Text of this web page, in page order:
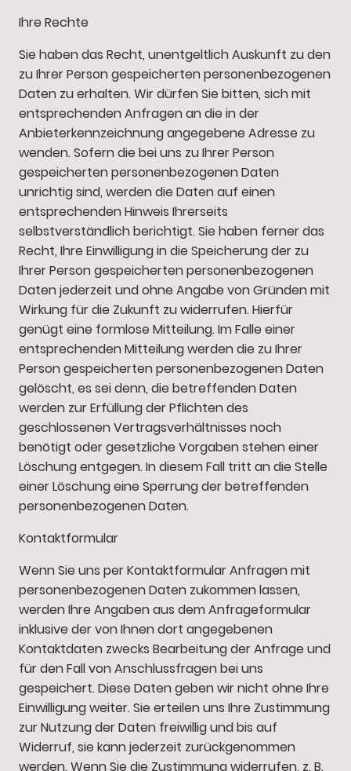
Ihre Rechte
Sie haben das Recht, unentgeltlich Auskunft zu den
zu Ihrer Person gespeicherten personenbezogenen
Daten zu erhalten. Wir dürfen Sie bitten, sich mit
entsprechenden Anfragen an die in der
Anbieterkennzeichnung angegebene Adresse zu
wenden. Sofern die bei uns zu Ihrer Person
gespeicherten personenbezogenen Daten
unrichtig sind, werden die Daten auf einen
entsprechenden Hinweis Ihrerseits
selbstverständlich berichtigt. Sie haben ferner das
Recht, Ihre Einwilligung in die Speicherung der zu
Ihrer Person gespeicherten personenbezogenen
Daten jederzeit und ohne Angabe von Gründen mit
Wirkung für die Zukunft zu widerrufen. Hierfür
genügt eine formlose Mitteilung. Im Falle einer
entsprechenden Mitteilung werden die zu Ihrer
Person gespeicherten personenbezogenen Daten
gelöscht, es sei denn, die betreffenden Daten
werden zur Erfüllung der Pflichten des
geschlossenen Vertragsverhältnisses noch
benötigt oder gesetzliche Vorgaben stehen einer
Löschung entgegen. In diesem Fall tritt an die Stelle
einer Löschung eine Sperrung der betreffenden
personenbezogenen Daten.
Kontaktformular
Wenn Sie uns per Kontaktformular Anfragen mit
personenbezogenen Daten zukommen lassen,
werden Ihre Angaben aus dem Anfrageformular
inklusive der von Ihnen dort angegebenen
Kontaktdaten zwecks Bearbeitung der Anfrage und
für den Fall von Anschlussfragen bei uns
gespeichert. Diese Daten geben wir nicht ohne Ihre
Einwilligung weiter. Sie erteilen uns Ihre Zustimmung
zur Nutzung der Daten freiwillig und bis auf
Widerruf, sie kann jederzeit zurückgenommen
werden. Wenn Sie die Zustimmung widerrufen, z. B.